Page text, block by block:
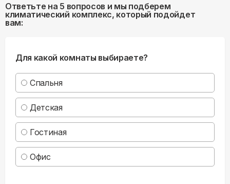
Ответьте на 5 вопросов и мы подберем
климатический комплекс, который подойдет
вам:
Для какой комнаты выбираете?
Спальня
Детская
Гостиная
Офис